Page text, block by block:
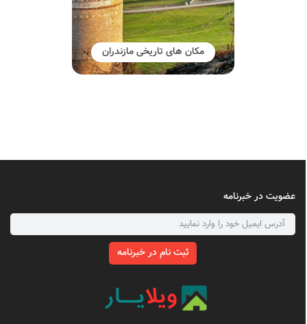
مکان های تاریخی مازندران
عضویت در خبرنامه
ثبت نام در خبرنامه